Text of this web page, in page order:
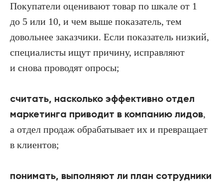
Покупатели оценивают товар по шкале от 1
до 5 или 10, и чем выше показатель, тем
довольнее заказчики. Если показатель низкий,
специалисты ищут причину, исправляют
и снова проводят опросы;
считать, насколько эффективно отдел
маркетинга приводит в компанию лидов,
а отдел продаж обрабатывает их и превращает
в клиентов;
понимать, выполняют ли план сотрудники